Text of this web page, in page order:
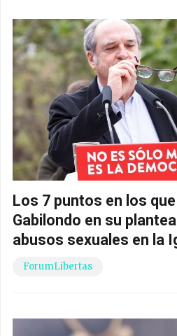
Los 7 puntos en los
Gabilondo en su
abusos sexuales en la
ForumLibertas